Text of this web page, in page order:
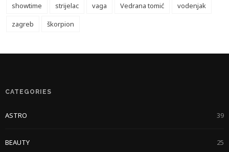
showtime
strijelac vaga Vedrana tomić
vodenjak
zagreb
škorpion
CATEGORIES
ASTRO 39
BEAUTY 25